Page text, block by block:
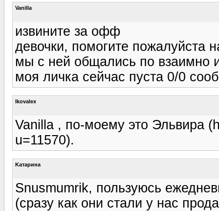
Vanilla
извините за офф
девочки, помогите пожалуйста
мы с ней общались по взаимно
моя личка сейчас пуста 0/0
Ikovalex
Vanilla , по-моему это Эльвира
u=11570).
Kатарина
Snusmumrik, пользуюсь
(сразу как они стали у нас